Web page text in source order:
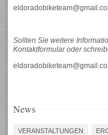
Sollten Sie weitere
Kontaktformular oder
News
VERANSTALTUNGEN